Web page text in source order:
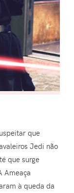
que
Jedi não
que surge
Ameaça
à queda da